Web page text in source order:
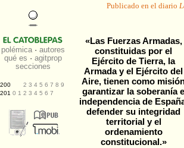
Publicado en el diario
«Las Fuerzas Armadas,
constituidas por el
Ejército de Tierra, la
Armada y el Ejército del
Aire, tienen como
garantizar la soberanía e
independencia de
defender su integridad
territorial y el
ordenamiento
constitucional.»